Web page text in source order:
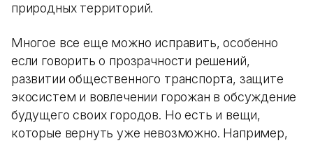
природных территорий.
Многое все еще можно исправить, особенно
если говорить о прозрачности решений,
развитии общественного транспорта, защите
экосистем и вовлечении горожан в обсуждение
будущего своих городов. Но есть и вещи,
которые вернуть уже невозможно. Например,